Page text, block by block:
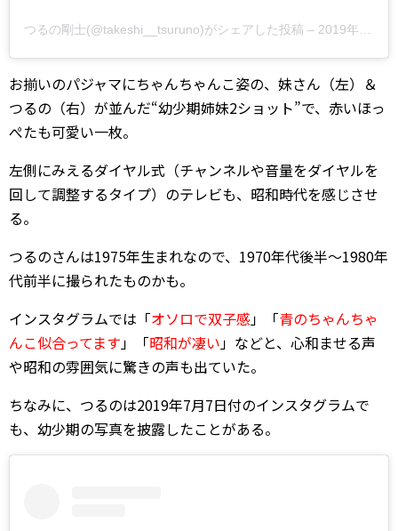
つるの剛士(@takeshi__tsuruno)がシェアした投稿 – 2019年11月月17日午前3時40分PST
お揃いのパジャマにちゃんちゃんこ姿の、妹さん（左）＆
つるの（右）が並んだ“幼少期姉妹2ショット”で、赤いほっ
ぺたも可愛い一枚。
左側にみえるダイヤル式（チャンネルや音量をダイヤルを
回して調整するタイプ）のテレビも、昭和時代を感じさせ
る。
つるのさんは1975年生まれなので、1970年代後半～1980年
代前半に撮られたものかも。
インスタグラムでは「オソロで双子感」「青のちゃんちゃ
んこ似合ってます」「昭和が凄い」などと、心和ませる声
や昭和の雰囲気に驚きの声も出ていた。
ちなみに、つるのは2019年7月7日付のインスタグラムで
も、幼少期の写真を披露したことがある。